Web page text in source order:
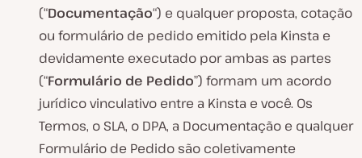
(“Documentação“) e qualquer proposta, cotação
ou formulário de pedido emitido pela Kinsta e
devidamente executado por ambas as partes
(“Formulário de Pedido”) formam um acordo
jurídico vinculativo entre a Kinsta e você. Os
Termos, o SLA, o DPA, a Documentação e qualquer
Formulário de Pedido são coletivamente